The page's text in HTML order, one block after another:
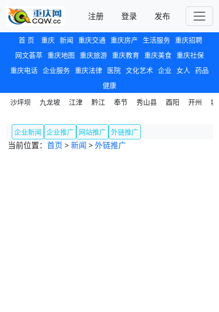
注册 登录 发布
首 页 重庆 新闻 重庆交通 重庆房产 生活服务 重庆招聘
网文荟萃 重庆地图 重庆旅游 重庆教育 重庆美食 重庆社保
重庆电话 企业服务 重庆法律 医院 文化艺术 企业 女人 药品
健康
沙坪坝
九龙坡 江津 黔江 奉节 秀山县 酉阳 开州
企业新闻 企业推广 网站推广 外链推广
当前位置： 首页 >新闻 >外链推广